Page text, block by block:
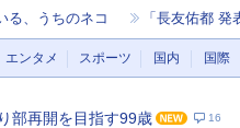
る、うちのネコ 「長友佑都
エンタメ スポーツ 国内 国際
部再開を目指す99歳 16